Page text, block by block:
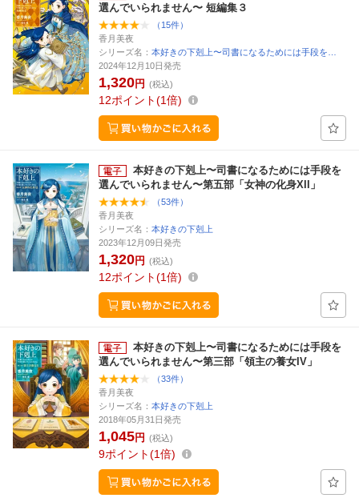
選んでいられません〜 短編集３
（15件）
香月美夜
シリーズ名： 本好きの下剋上〜司書になるためには手段を…
2024年12月10日発売
1,320円 (税込)
12ポイント 1倍
本好きの下剋上〜司書になるためには手段を
選んでいられません〜第五部「女神の化身XII」
（53件）
香月美夜
シリーズ名： 本好きの下剋上
2023年12月09日発売
1,320円 (税込)
12ポイント 1倍
本好きの下剋上〜司書になるためには手段を
選んでいられません〜第三部「領主の養女IV」
（33件）
香月美夜
シリーズ名： 本好きの下剋上
2018年05月31日発売
1,045円 (税込)
9ポイント 1倍